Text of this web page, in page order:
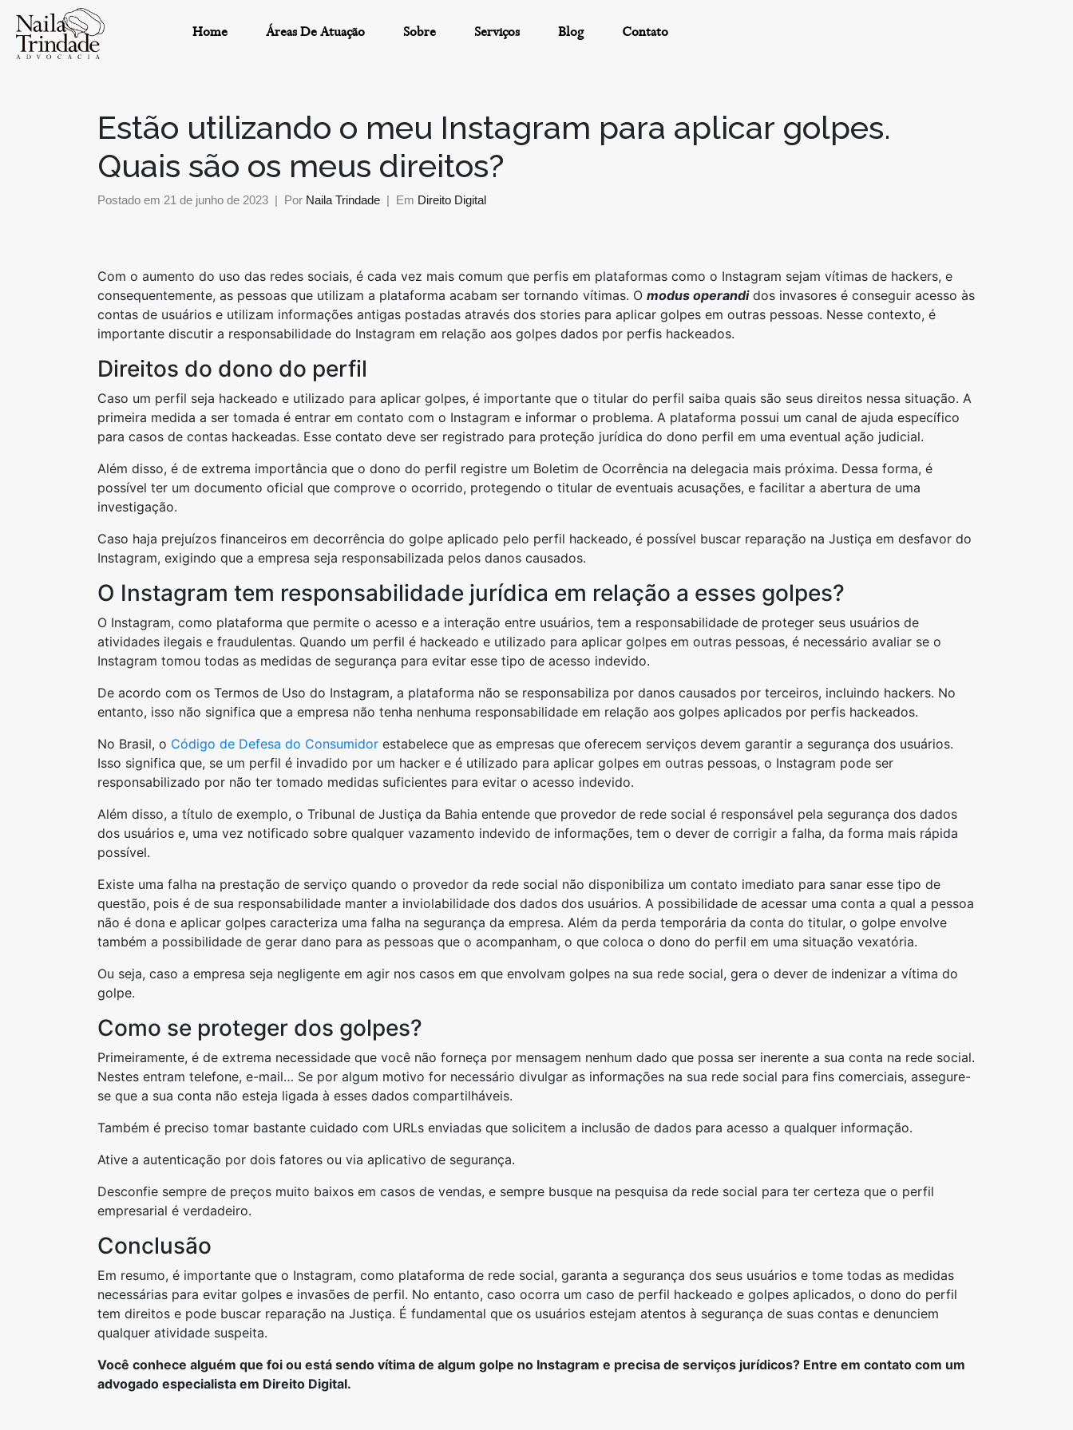
Home Áreas De Atuação Sobre Serviços Blog Contato
Estão utilizando o meu Instagram para aplicar golpes.
Quais são os meus direitos?
Postado em 21 de junho de 2023 Por Naila Trindade Em Direito Digital
Com o aumento do uso das redes sociais, é cada vez mais comum que perfis em plataformas como o Instagram sejam vítimas de hackers, e
consequentemente, as pessoas que utilizam a plataforma acabam ser tornando vítimas. O modus operandidos invasores é conseguir acesso às
contas de usuários e utilizam informações antigas postadas através dos stories para aplicar golpes em outras pessoas. Nesse contexto, é
importante discutir a responsabilidade do Instagram em relação aos golpes dados por perfis hackeados.
Direitos do dono do perfil
Caso um perfil seja hackeado e utilizado para aplicar golpes, é importante que o titular do perfil saiba quais são seus direitos nessa situação. A
primeira medida a ser tomada é entrar em contato com o Instagram e informar o problema. A plataforma possui um canal de ajuda específico
para casos de contas hackeadas. Esse contato deve ser registrado para proteção jurídica do dono perfil em uma eventual ação judicial.
Além disso, é de extrema importância que o dono do perfil registre um Boletim de Ocorrência na delegacia mais próxima. Dessa forma, é
possível ter um documento oficial que comprove o ocorrido, protegendo o titular de eventuais acusações, e facilitar a abertura de uma
investigação.
Caso haja prejuízos financeiros em decorrência do golpe aplicado pelo perfil hackeado, é possível buscar reparação na Justiça em desfavor do
Instagram, exigindo que a empresa seja responsabilizada pelos danos causados.
O Instagram tem responsabilidade jurídica em relação a esses golpes?
O Instagram, como plataforma que permite o acesso e a interação entre usuários, tem a responsabilidade de proteger seus usuários de
atividades ilegais e fraudulentas. Quando um perfil é hackeado e utilizado para aplicar golpes em outras pessoas, é necessário avaliar se o
Instagram tomou todas as medidas de segurança para evitar esse tipo de acesso indevido.
De acordo com os Termos de Uso do Instagram, a plataforma não se responsabiliza por danos causados por terceiros, incluindo hackers. No
entanto, isso não significa que a empresa não tenha nenhuma responsabilidade em relação aos golpes aplicados por perfis hackeados.
No Brasil, o Código de Defesa do Consumidor estabelece que as empresas que oferecem serviços devem garantir a segurança dos usuários.
Isso significa que, se um perfil é invadido por um hacker e é utilizado para aplicar golpes em outras pessoas, o Instagram pode ser
responsabilizado por não ter tomado medidas suficientes para evitar o acesso indevido.
Além disso, a título de exemplo, o Tribunal de Justiça da Bahia entende que provedor de rede social é responsável pela segurança dos dados
dos usuários e, uma vez notificado sobre qualquer vazamento indevido de informações, tem o dever de corrigir a falha, da forma mais rápida
possível.
Existe uma falha na prestação de serviço quando o provedor da rede social não disponibiliza um contato imediato para sanar esse tipo de
questão, pois é de sua responsabilidade manter a inviolabilidade dos dados dos usuários. A possibilidade de acessar uma conta a qual a pessoa
não é dona e aplicar golpes caracteriza uma falha na segurança da empresa. Além da perda temporária da conta do titular, o golpe envolve
também a possibilidade de gerar dano para as pessoas que o acompanham, o que coloca o dono do perfil em uma situação vexatória.
Ou seja, caso a empresa seja negligente em agir nos casos em que envolvam golpes na sua rede social, gera o dever de indenizar a vítima do
golpe.
Como se proteger dos golpes?
Primeiramente, é de extrema necessidade que você não forneça por mensagem nenhum dado que possa ser inerente a sua conta na rede social.
Nestes entram telefone, e-mail… Se por algum motivo for necessário divulgar as informações na sua rede social para fins comerciais, assegure-
se que a sua conta não esteja ligada à esses dados compartilháveis.
Também é preciso tomar bastante cuidado com URLs enviadas que solicitem a inclusão de dados para acesso a qualquer informação.
Ative a autenticação por dois fatores ou via aplicativo de segurança.
Desconfie sempre de preços muito baixos em casos de vendas, e sempre busque na pesquisa da rede social para ter certeza que o perfil
empresarial é verdadeiro.
Conclusão
Em resumo, é importante que o Instagram, como plataforma de rede social, garanta a segurança dos seus usuários e tome todas as medidas
necessárias para evitar golpes e invasões de perfil. No entanto, caso ocorra um caso de perfil hackeado e golpes aplicados, o dono do perfil
tem direitos e pode buscar reparação na Justiça. É fundamental que os usuários estejam atentos à segurança de suas contas e denunciem
qualquer atividade suspeita.
Você conhece alguém que foi ou está sendo vítima de algum golpe no Instagram e precisa de serviços jurídicos? Entre em contato com um
advogado especialista em Direito Digital.